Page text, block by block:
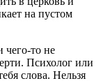
на пустом
чего-то не
Психолог или
слова. Нельзя